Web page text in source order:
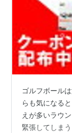
ゴルフボール
らも気になる
えが多いラウ
緊張してしま